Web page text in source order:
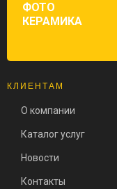
ФОТО
КЕРАМИКА
КЛИЕНТАМ
О компании
Каталог услуг
Новости
Контакты